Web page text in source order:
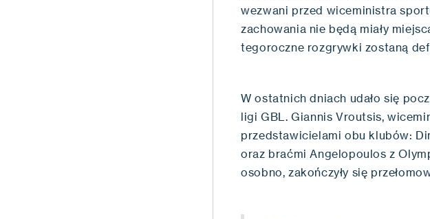
wezwani przed wiceministra
zachowania nie będą miały
tegoroczne rozgrywki zostaną
W ostatnich dniach udało się
ligi GBL. Giannis Vroutsis,
przedstawicielami obu klubów:
oraz braćmi Angelopoulos z
osobno, zakończyły się